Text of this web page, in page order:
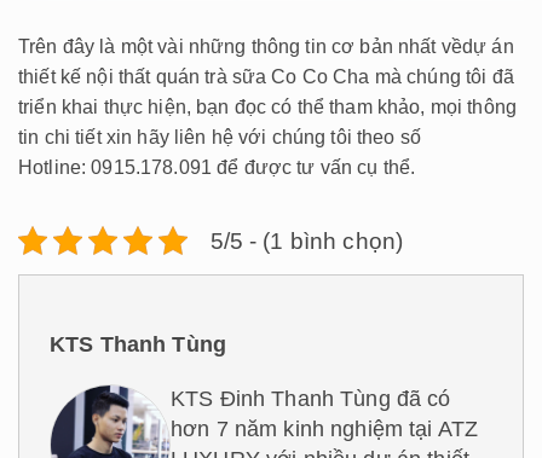
Trên đây là một vài những thông tin cơ bản nhất vềdự án
thiết kế nội thất quán trà sữa Co Co Cha mà chúng tôi đã
triển khai thực hiện, bạn đọc có thể tham khảo, mọi thông
tin chi tiết xin hãy liên hệ với chúng tôi theo số
Hotline: 0915.178.091 để được tư vấn cụ thể.
5/5 - (1 bình chọn)
KTS Thanh Tùng
KTS Đinh Thanh Tùng đã có
hơn 7 năm kinh nghiệm tại ATZ